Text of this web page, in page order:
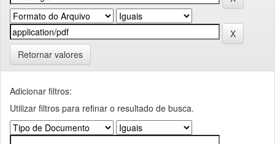
Retornar valores
Adicionar filtros:
Utilizar filtros para refinar o resultado de busca.